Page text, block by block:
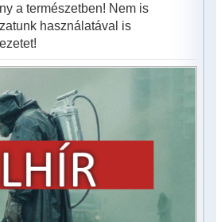
a természetben! Nem is
használatával is